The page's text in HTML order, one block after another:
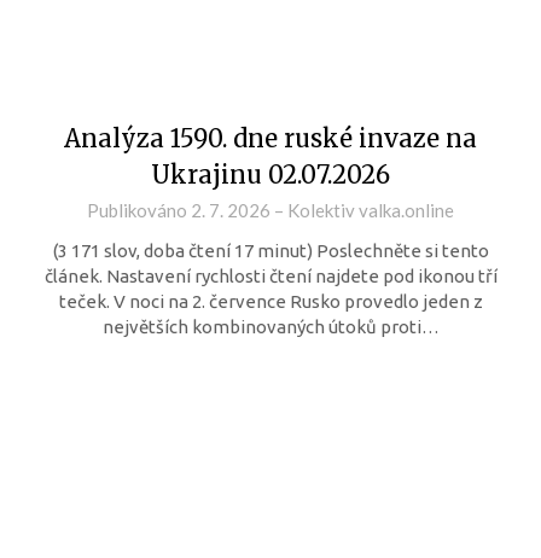
Analýza 1590. dne ruské invaze na
Ukrajinu 02.07.2026
Publikováno 2. 7. 2026 – Kolektiv valka.online
(3 171 slov, doba čtení 17 minut) Poslechněte si tento
článek. Nastavení rychlosti čtení najdete pod ikonou tří
teček. V noci na 2. července Rusko provedlo jeden z
největších kombinovaných útoků proti…